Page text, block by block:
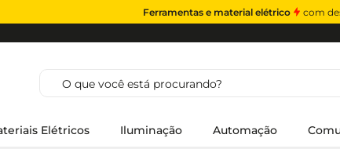
Ferramentas e material elétrico com
O que você está procurando?
Elétricos Iluminação Automação